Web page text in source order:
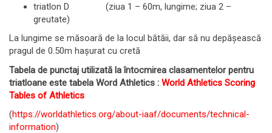
triatlon D (ziua 1 – 60m, lungime; ziua 2 –
greutate)
La lungime se măsoară de la locul bătăii, dar să nu depăşească
pragul de 0.50m hașurat cu cretă
Tabela de punctaj utilizată la întocmirea clasamentelor pentru
triatloane este tabela Word Athletics : World Athletics Scoring
Tables of Athletics
(https://worldathletics.org/about-iaaf/documents/technical-
information)